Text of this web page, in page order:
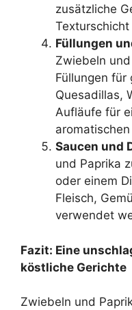
zusätzliche
Füllungen
Zwiebeln
Füllungen für
Quesadillas,
Aufläufe für
Saucen und
und Paprika
oder einem
Fleisch,
verwendet
Fazit: Eine
köstliche Gerichte
Zwiebeln und